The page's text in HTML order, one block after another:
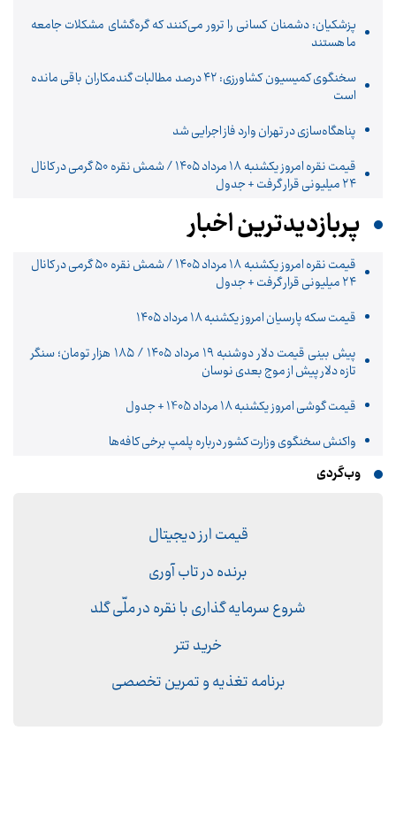
پزشکیان: دشمنان کسانی را ترور می‌کنند که گره‌گشای مشکلات جامعه
ما هستند
سخنگوی کمیسیون کشاورزی: ۴۲ درصد مطالبات گندمکاران باقی مانده
است
پناهگاه‌سازی در تهران وارد فاز اجرایی شد
قیمت نقره امروز یکشنبه ۱۸ مرداد ۱۴۰۵ / شمش نقره ۵۰ گرمی در کانال
۲۴ میلیونی قرار گرفت + جدول
پربازدیدترین اخبار
قیمت نقره امروز یکشنبه ۱۸ مرداد ۱۴۰۵ / شمش نقره ۵۰ گرمی در کانال
۲۴ میلیونی قرار گرفت + جدول
قیمت سکه پارسیان امروز یکشنبه ۱۸ مرداد ۱۴۰۵
پیش‌ بینی قیمت دلار دوشنبه ۱۹ مرداد ۱۴۰۵ / ۱۸۵ هزار تومان؛ سنگر
تازه دلار پیش از موج بعدی نوسان
قیمت گوشی امروز یکشنبه 18 مرداد 1405 + جدول
واکنش سخنگوی وزارت کشور درباره پلمپ برخی کافه‌ها
وب‌گردی
قیمت ارز دیجیتال
برنده در تاب آوری
شروع سرمایه گذاری با نقره در ملّی گلد
خرید تتر
برنامه تغذیه و تمرین تخصصی